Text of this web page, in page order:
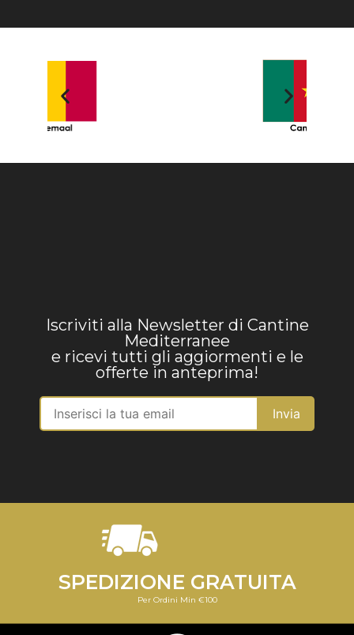
Iscriviti alla Newsletter di Cantine
Mediterranee
e ricevi tutti gli aggiormenti e le
offerte in anteprima!
SPEDIZIONE GRATUITA
Per Ordini Min €100